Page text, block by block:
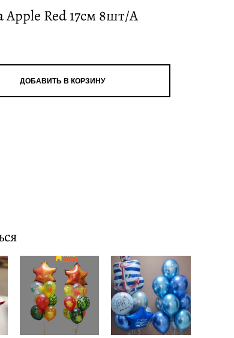
Apple Red 17см 8шт/A
ДОБАВИТЬ В КОРЗИНУ